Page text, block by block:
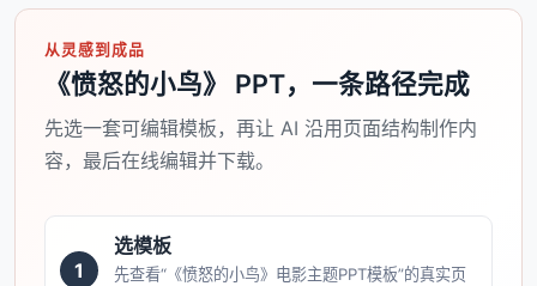
从灵感到成品
《愤怒的小鸟》 PPT，一条路径完成
先选一套可编辑模板，再让 AI 沿用页面结构制作内
容，最后在线编辑并下载。
1
选模板
先查看“《愤怒的小鸟》电影主题PPT模板”的真实页